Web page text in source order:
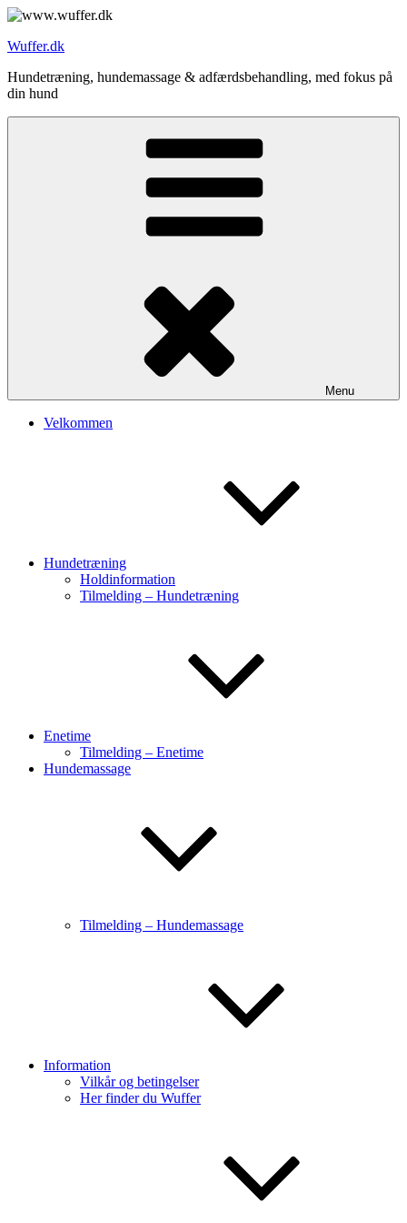
Videre
indhold
Wuffer.dk
Hundetræning, hundemassage & adfærdsbehandling, med fokus på
din hund
Menu
Velkommen
Hundetræning
Holdinformation
Tilmelding – Hundetræning
Enetime
Tilmelding – Enetime
Hundemassage
Tilmelding – Hundemassage
Information
Vilkår og betingelser
Her finder du Wuffer